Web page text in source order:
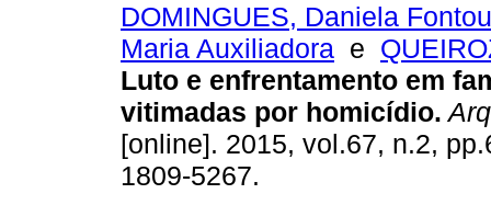
DOMINGUES, Daniela
Maria Auxiliadora e
Luto e enfrentamento em
vitimadas por homicídio.
[online]. 2015, vol.67, n.2,
1809-5267.